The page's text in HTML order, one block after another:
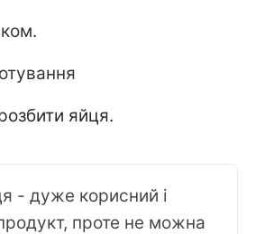
яйця.
- дуже корисний і
проте не можна